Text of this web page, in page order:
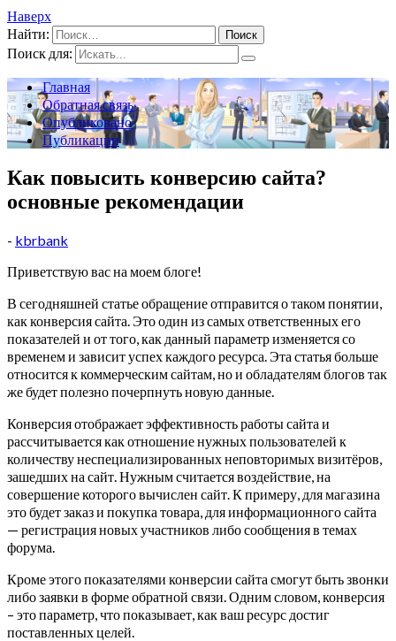
Наверх
Найти:
Поиск для:
Главная
Обратная связь
Опубликовано
Публикации
Как повысить конверсию сайта?
основные рекомендации
- kbrbank
Приветствую вас на моем блоге!
В сегодняшней статье обращение отправится о таком понятии,
как конверсия сайта. Это один из самых ответственных его
показателей и от того, как данный параметр изменяется со
временем и зависит успех каждого ресурса. Эта статья больше
относится к коммерческим сайтам, но и обладателям блогов так
же будет полезно почерпнуть новую данные.
Конверсия отображает эффективность работы сайта и
рассчитывается как отношение нужных пользователей к
количеству неспециализированных неповторимых визитёров,
зашедших на сайт. Нужным считается воздействие, на
совершение которого вычислен сайт. К примеру, для магазина
это будет заказ и покупка товара, для информационного сайта
— регистрация новых участников либо сообщения в темах
форума.
Кроме этого показателями конверсии сайта смогут быть звонки
либо заявки в форме обратной связи. Одним словом, конверсия
– это параметр, что показывает, как ваш ресурс достиг
поставленных целей.